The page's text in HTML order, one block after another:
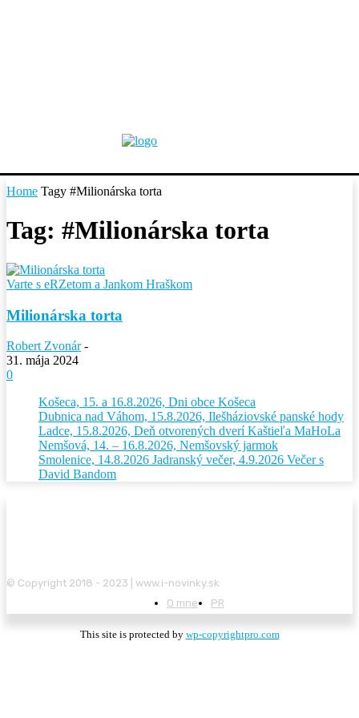
Home Tagy #Milionárska torta
Tag: #Milionárska torta
Varte s eRZetom a Jankom Hraškom
Milionárska torta
Robert Zvonár -
31. mája 2024
0
Košeca, 15. a 16.8.2026, Dni obce Košeca
Dubnica nad Váhom, 15.8.2026, Ilešháziovské panské hody
Ladce, 15.8.2026, Deň otvorených dverí Kaštieľa MaHoLa
Nemšová, 14. – 16.8.2026, Nemšovský jarmok
Smolenice, 14.8.2026 Jadranský večer, 4.9.2026 Večer s
David Bandom
© Copyright 2018 - 2023 | www.i-novinky.sk
O mne
PR
This site is protected by wp-copyrightpro.com